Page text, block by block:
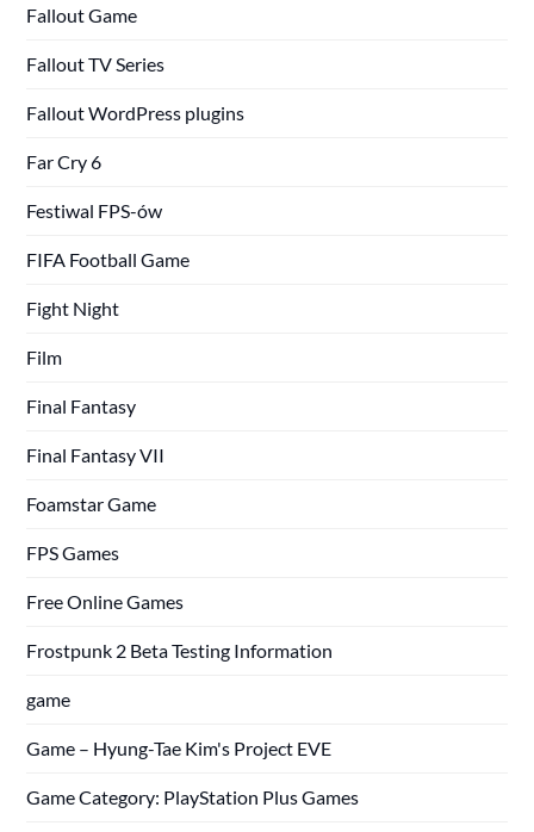
Fallout Game
Fallout TV Series
Fallout WordPress plugins
Far Cry 6
Festiwal FPS-ów
FIFA Football Game
Fight Night
Film
Final Fantasy
Final Fantasy VII
Foamstar Game
FPS Games
Free Online Games
Frostpunk 2 Beta Testing Information
game
Game – Hyung-Tae Kim's Project EVE
Game Category: PlayStation Plus Games